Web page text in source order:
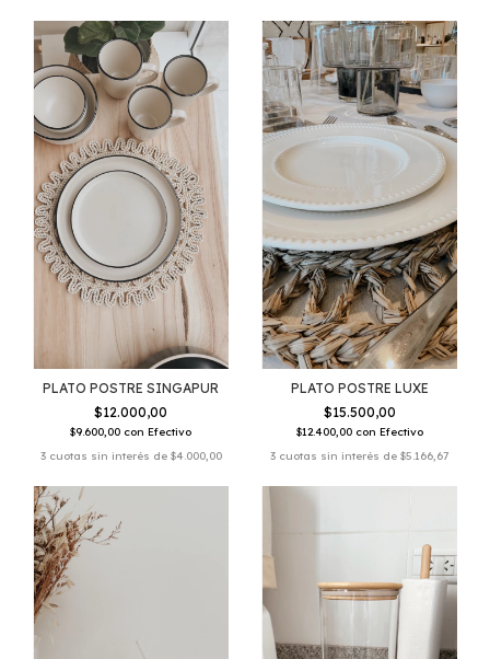
PLATO POSTRE SINGAPUR
$12.000,00
$9.600,00 con Efectivo
3 cuotas sin interés de $4.000,00
PLATO POSTRE LUXE
$15.500,00
$12.400,00 con Efectivo
3 cuotas sin interés de $5.166,67